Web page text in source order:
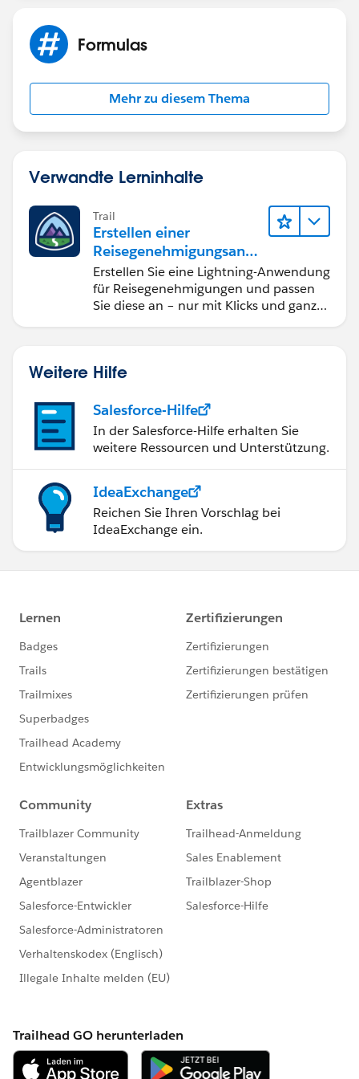
Your field will automaticaly populate the value from
the matched field on the lookup object.
Formulas
Mehr zu diesem Thema
Verwandte Lerninhalte
Trail
Erstellen einer
Reisegenehmigungsanw
endung namens "Travel
Approval"
Erstellen Sie eine Lightning-Anwendung
für Reisegenehmigungen und passen
Sie diese an – nur mit Klicks und ganz
Weitere Hilfe
Salesforce-Hilfe
In der Salesforce-Hilfe erhalten Sie
weitere Ressourcen und Unterstützung.
IdeaExchange
Reichen Sie Ihren Vorschlag bei
IdeaExchange ein.